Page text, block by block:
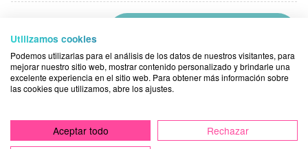
Tal vez te interese: Información y
noticias
Utilizamos cookies
Podemos utilizarlas para el análisis de los datos de nuestros visitantes, para
mejorar nuestro sitio web, mostrar contenido personalizado y brindarle una
excelente experiencia en el sitio web. Para obtener más información sobre
las cookies que utilizamos, abre los ajustes.
Aceptar todo
Rechazar